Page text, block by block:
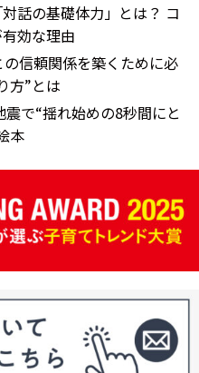
話の基礎体力」とは？ コ
効な理由
の信頼関係を築くために必
方”とは
で“揺れ始めの8秒間にと
本